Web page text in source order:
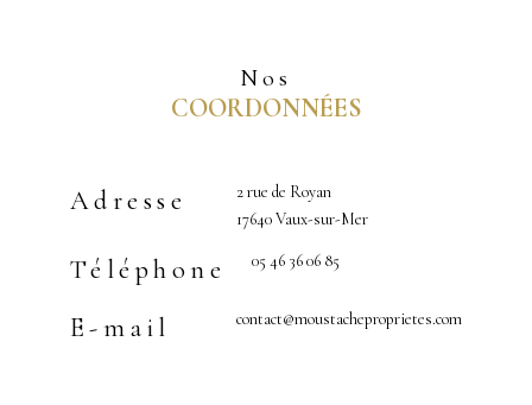
Nos
COORDONNÉES
Adresse
2 rue de Royan
17640 Vaux-sur-Mer
Téléphone 05 46 36 06 85
E-mail contact@moustacheproprietes.com